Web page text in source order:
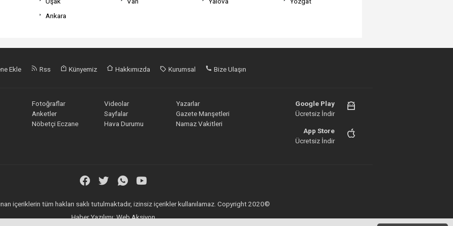
Ankara
Ekle Rss Künyemiz Hakkımızda Kurumsal Bize Ulaşın
Fotoğraflar Videolar
Yazarlar
Anketler
Sayfalar
Gazete Manşetleri
Nöbetçi Eczane
Hava Durumu Namaz Vakitleri
Google Play
Ücretsiz İndir
App Store
Ücretsiz İndir
içeriklerin tüm hakları saklı tutulmaktadır, izinsiz içerikler kullanılamaz. Copyright 2020©
Haber Yazılımı:Web Aksiyon